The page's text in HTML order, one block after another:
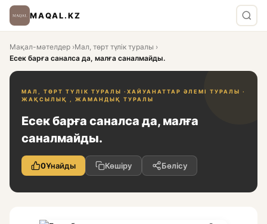
MAQAL.KZ
Мақал-мәтелдер ›Мал, төрт түлік туралы ›
Есек барға саналса да, малға саналмайды.
МАЛ, ТӨРТ ТҮЛІК ТУРАЛЫ · ХАЙУАНАТТАР ӘЛЕМІ ТУРАЛЫ ·
ЖАҚСЫЛЫҚ , ЖАМАНДЫҚ ТУРАЛЫ
Есек барға саналса да, малға
саналмайды.
0Ұнайды Көшіру Бөлісу